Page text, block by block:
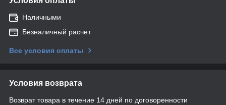
Наличными
Безналичный расчет
Все условия оплаты
Условия возврата
Возврат товара в течение 14 дней по договоренности